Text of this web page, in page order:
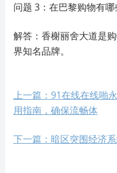
问题 3：在巴黎购物有哪
解答：香榭丽舍大道是
界知名品牌。
上一篇：91在线在线啪
用指南，确保流畅体
下一篇：暗区突围经济